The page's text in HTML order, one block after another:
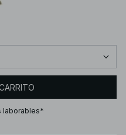
laborables*